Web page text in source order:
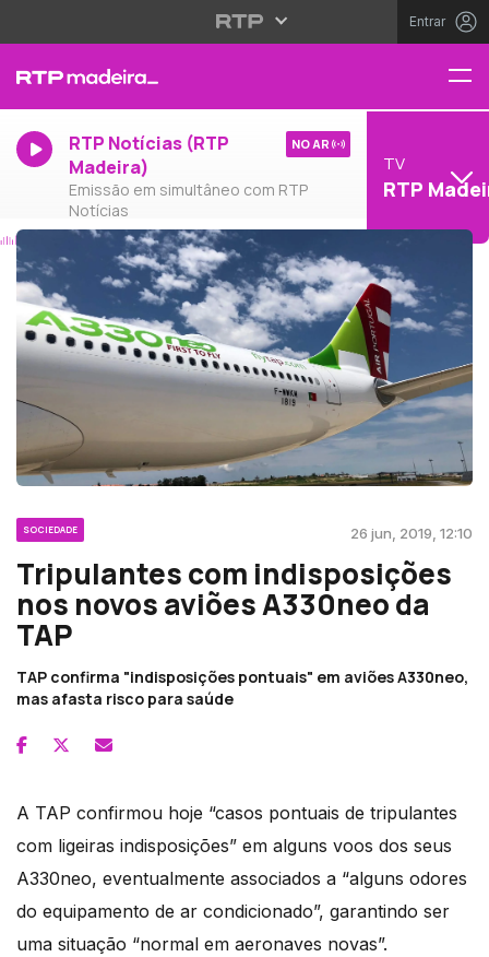
Entrar
RTP Notícias (RTP
Madeira)
Emissão em simultâneo com RTP
Notícias
NO AR
TV
RTP
SOCIEDADE 26 jun, 2019, 12:10
Tripulantes com indisposições
nos novos aviões A330neo da
TAP
TAP confirma "indisposições pontuais" em aviões A330neo,
mas afasta risco para saúde
A TAP confirmou hoje “casos pontuais de tripulantes
com ligeiras indisposições” em alguns voos dos seus
A330neo, eventualmente associados a “alguns odores
do equipamento de ar condicionado”, garantindo ser
uma situação “normal em aeronaves novas”.